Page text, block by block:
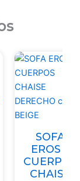
SOFA
EROS 3
CUERPOS
CHAISE